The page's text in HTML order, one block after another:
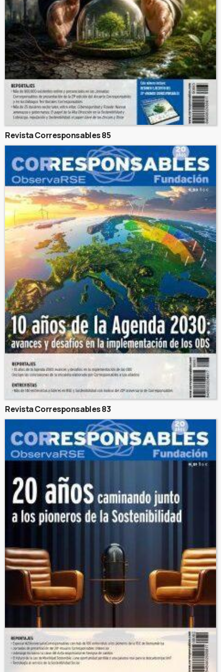
Revista Corresponsables 85
Revista Corresponsables 83